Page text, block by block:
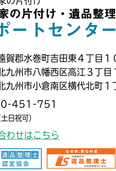
賀郡水巻町吉田東４丁目１
九州市八幡西区高江３丁目
九州市小倉南区横代北町
451-751
日祝可）
わせはこちら